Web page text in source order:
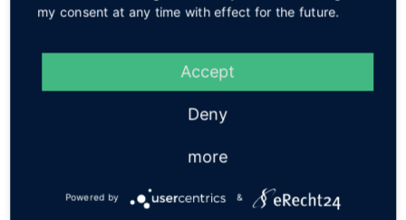
• IT- und Prozessberatung
my consent at any time with effect for the future.
Accept
Deny
more
Powered by &